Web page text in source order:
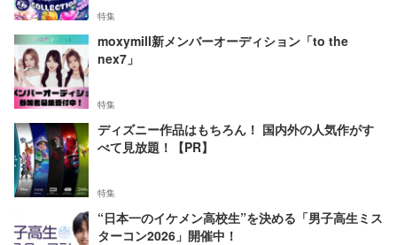
特集
moxymill新メンバーオーディション「to the
nex7」
特集
ディズニー作品はもちろん！ 国内外の人気作がす
べて見放題！【PR】
特集
“日本一のイケメン高校生”を決める「男子高生ミス
ターコン2026」開催中！